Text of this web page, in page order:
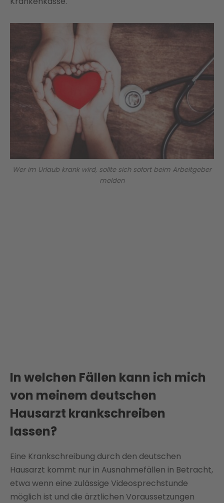
Wer im Urlaub krank wird, sollte sich sofort beim Arbeitgeber
melden
In welchen Fällen kann ich mich
von meinem deutschen
Hausarzt krankschreiben
lassen?
Eine Krankschreibung durch den deutschen
Hausarzt kommt nur in Ausnahmefällen in Betracht,
etwa wenn eine zulässige Videosprechstunde
möglich ist und die ärztlichen Voraussetzungen